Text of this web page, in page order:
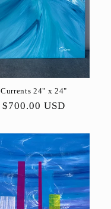
Currents 24" x 24"
Preço
$700.00 USD